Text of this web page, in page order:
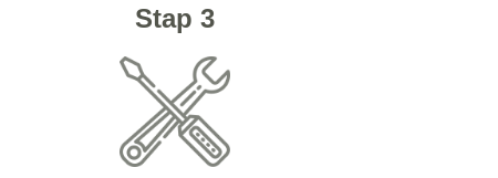
Stap 3